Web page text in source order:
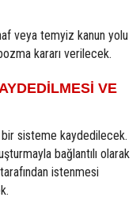
veya temyiz kanun yolu
kararı verilecek.
VE
sisteme kaydedilecek.
bağlantılı olarak
istenmesi